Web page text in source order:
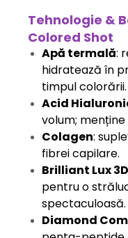
Tehnologie &
Colored Shot
Apă termală:
hidratează în
timpul colorării.
Acid
volum;
Colagen:
fibrei capilare.
Brilliant Lux 3D
pentru o
spectaculoasă.
Diamond